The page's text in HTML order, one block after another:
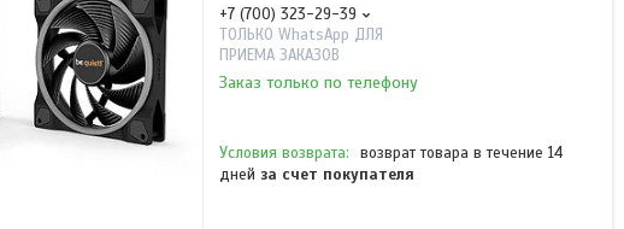
+7 (700) 323-29-39
ТОЛЬКО WhatsApp ДЛЯ
ПРИЕМА ЗАКАЗОВ
Заказ только по телефону
возврат товара в течение 14
дней за счет покупателя